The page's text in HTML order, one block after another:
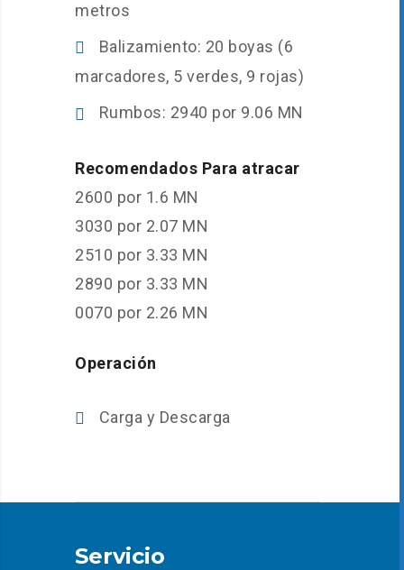
metros
Balizamiento: 20 boyas (6
marcadores, 5 verdes, 9 rojas)
Rumbos: 2940 por 9.06 MN
Recomendados Para atracar
2600 por 1.6 MN
3030 por 2.07 MN
2510 por 3.33 MN
2890 por 3.33 MN
0070 por 2.26 MN
Operación
Carga y Descarga
Servicio